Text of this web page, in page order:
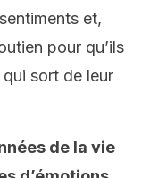
et,
pour qu’ils
sort de leur
de la vie